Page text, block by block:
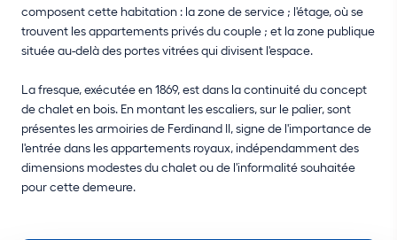
composent cette habitation : la zone de service ; l'étage, où se
trouvent les appartements privés du couple ; et la zone publique
située au-delà des portes vitrées qui divisent l'espace.
La fresque, exécutée en 1869, est dans la continuité du concept
de chalet en bois. En montant les escaliers, sur le palier, sont
présentes les armoiries de Ferdinand II, signe de l'importance de
l'entrée dans les appartements royaux, indépendamment des
dimensions modestes du chalet ou de l'informalité souhaitée
pour cette demeure.